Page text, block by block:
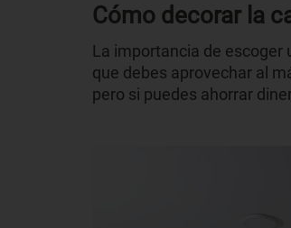
Cómo decorar la
La importancia de escoger
que debes aprovechar al
pero si puedes ahorrar